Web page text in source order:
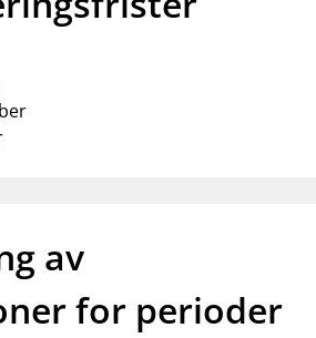
av
for perioder